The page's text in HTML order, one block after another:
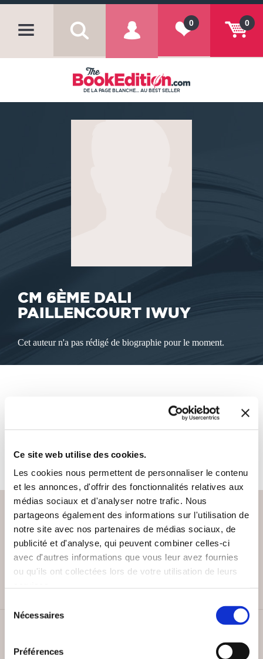
Ce site web utilise des cookies.
Les cookies nous permettent de personnaliser le contenu
et les annonces, d'offrir des fonctionnalités relatives aux
médias sociaux et d'analyser notre trafic. Nous
partageons également des informations sur l'utilisation de
notre site avec nos partenaires de médias sociaux, de
publicité et d'analyse, qui peuvent combiner celles-ci
avec d'autres informations que vous leur avez fournies
ou qu'ils ont collectées lors de votre utilisation de leurs
Nécessaires
Préférences
0
0
DE LA PAGE BLANCHE... AU BEST SELLER
CM 6ÈME DALI
PAILLENCOURT IWUY
Cet auteur n'a pas rédigé de biographie pour le moment.
Cet auteur ne propose pas de livre à la vente sur notre site
PAIEMENT SÉCURISÉ
Remises quantités jusqu'à -42%
Lundi au vendredi, 10-12h / 14-16h